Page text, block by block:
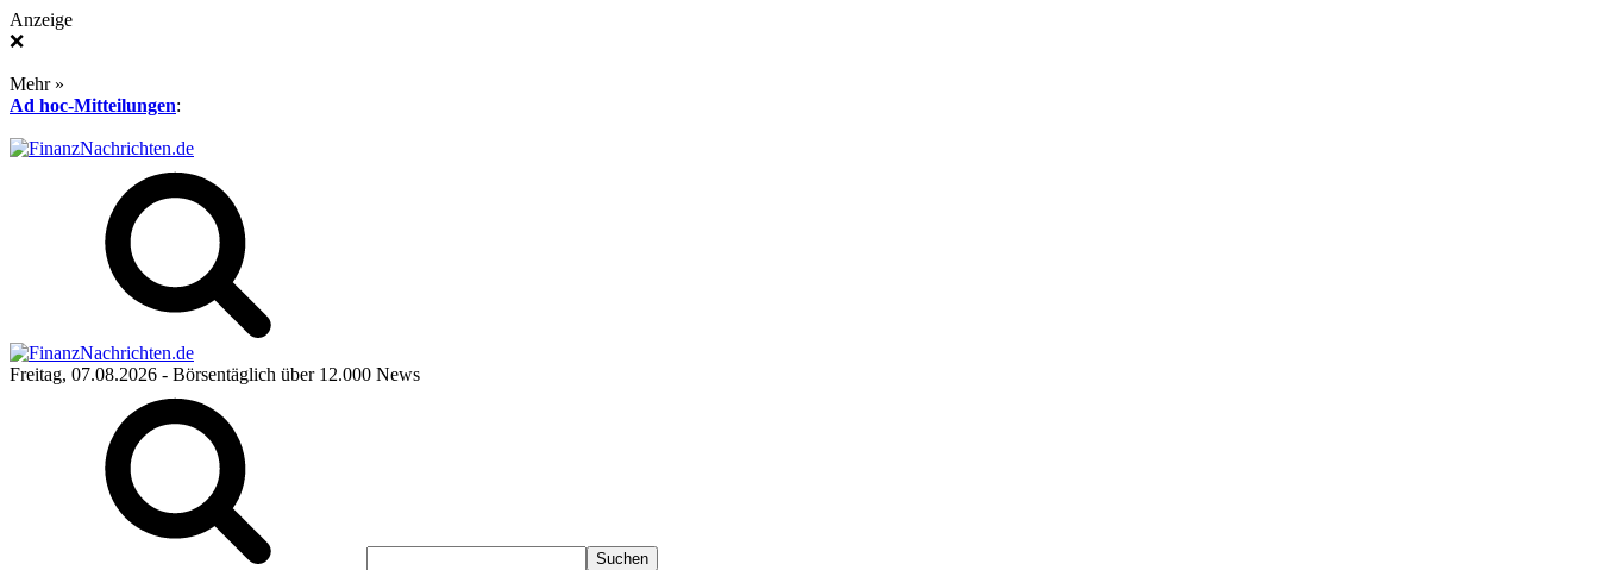
Anzeige
❌
Mehr »
Ad hoc-Mitteilungen:
Freitag, 07.08.2026 - Börsentäglich über 12.000 News